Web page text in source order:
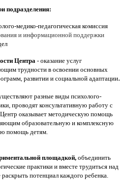
подразделения:
медико-педагогическая комиссия
и информационной поддержки
Центра - оказание услуг
трудности в освоении основных
развитии и социальной адаптации.
разные виды психолого-
проводят консультативную работу с
оказывает методическую помощь
образовательную и комплексную
помощь детям.
площадкой, объединить
практики и вместе трудиться над
потенциал каждого ребенка.